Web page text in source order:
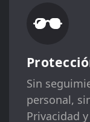
Sin
personal,
Privacidad